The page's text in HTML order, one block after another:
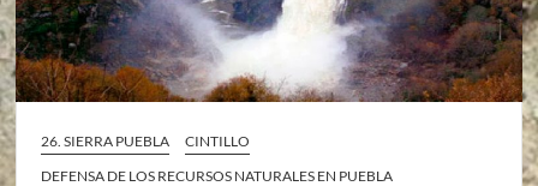
26. SIERRA PUEBLA
CINTILLO
DEFENSA DE LOS RECURSOS NATURALES EN PUEBLA